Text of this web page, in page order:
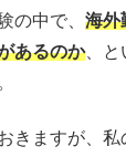
の中で、 海外
あるのか、と
きますが、私